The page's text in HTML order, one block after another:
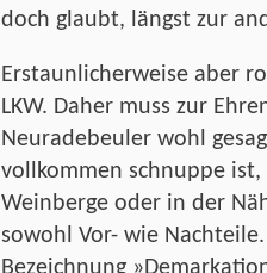
doch glaubt, längst zur
Erstaunlicherweise aber
LKW. Daher muss zur
Neuradebeuler wohl
vollkommen schnuppe
Weinberge oder in der
sowohl Vor- wie
Bezeichnung